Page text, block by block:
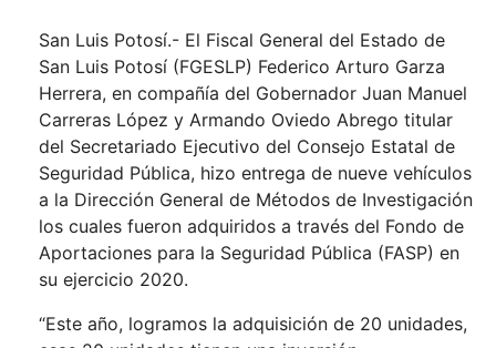
San Luis Potosí.- El Fiscal General del Estado de
San Luis Potosí (FGESLP) Federico Arturo Garza
Herrera, en compañía del Gobernador Juan Manuel
Carreras López y Armando Oviedo Abrego titular
del Secretariado Ejecutivo del Consejo Estatal de
Seguridad Pública, hizo entrega de nueve vehículos
a la Dirección General de Métodos de Investigación
los cuales fueron adquiridos a través del Fondo de
Aportaciones para la Seguridad Pública (FASP) en
su ejercicio 2020.
“Este año, logramos la adquisición de 20 unidades,